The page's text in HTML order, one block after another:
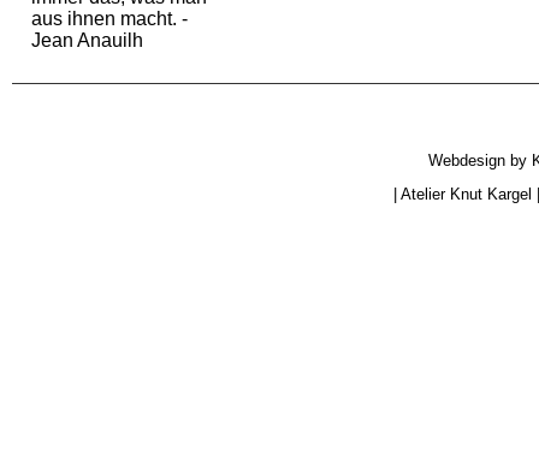
aus ihnen macht. -
Jean Anauilh
Webdesign by
|Atelier Knut Kargel